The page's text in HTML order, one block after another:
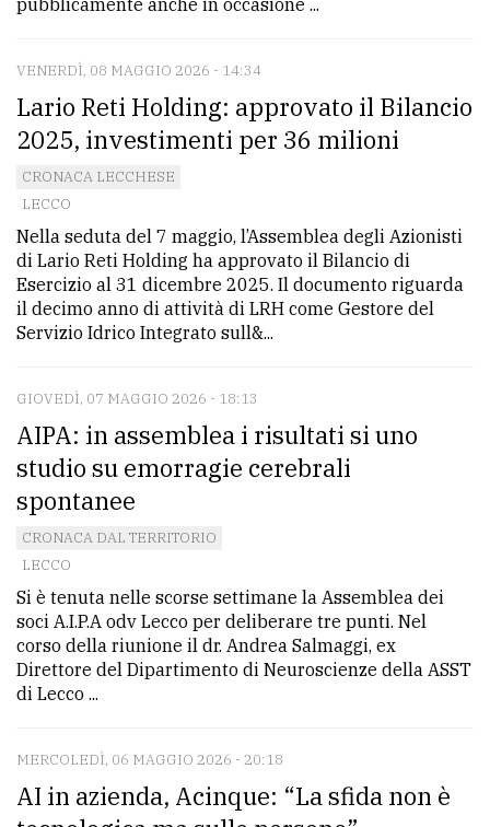
pubblicamente anche in occasione ...
VENERDÌ, 08 MAGGIO 2026 - 14:34
Lario Reti Holding: approvato il Bilancio
2025, investimenti per 36 milioni
CRONACA LECCHESE
LECCO
Nella seduta del 7 maggio, l’Assemblea degli Azionisti
di Lario Reti Holding ha approvato il Bilancio di
Esercizio al 31 dicembre 2025. Il documento riguarda
il decimo anno di attività di LRH come Gestore del
Servizio Idrico Integrato sull&...
GIOVEDÌ, 07 MAGGIO 2026 - 18:13
AIPA: in assemblea i risultati si uno
studio su emorragie cerebrali
spontanee
CRONACA DAL TERRITORIO
LECCO
Si è tenuta nelle scorse settimane la Assemblea dei
soci A.I.P.A odv Lecco per deliberare tre punti. Nel
corso della riunione il dr. Andrea Salmaggi, ex
Direttore del Dipartimento di Neuroscienze della ASST
di Lecco ...
MERCOLEDÌ, 06 MAGGIO 2026 - 20:18
AI in azienda, Acinque: “La sfida non è